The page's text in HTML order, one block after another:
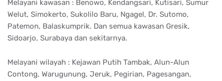
Melayani kawasan : Benowo, Kendangsari, Kutisari, Sumur
Welut, Simokerto, Sukolilo Baru, Ngagel, Dr. Sutomo,
Patemon, Balaskumprik. Dan semua kawasan Gresik,
Sidoarjo, Surabaya dan sekitarnya.
Melayani wilayah : Kejawan Putih Tambak, Alun-Alun
Contong, Warugunung, Jeruk, Pegirian, Pagesangan,